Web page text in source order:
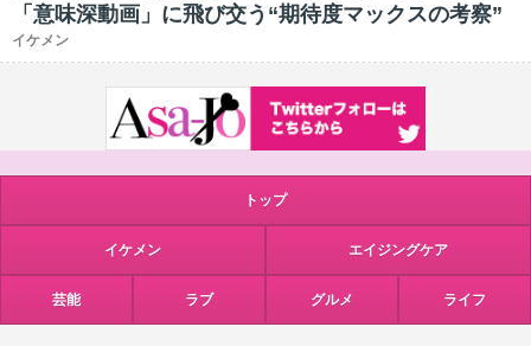
「意味深動画」に飛び交う“期待度マックスの考察”
イケメン
トップ
イケメン エイジングケア
芸能 ラブ グルメ ライフ